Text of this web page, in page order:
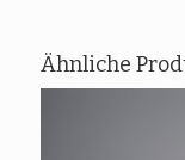
Ähnliche